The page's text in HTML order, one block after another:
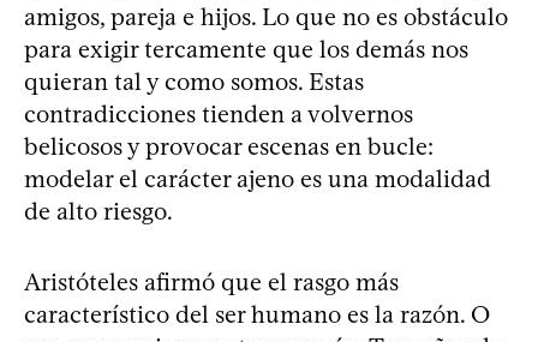
amigos, pareja e hijos. Lo que no es obstáculo
para exigir tercamente que los demás nos
quieran tal y como somos. Estas
contradicciones tienden a volvernos
belicosos y provocar escenas en bucle:
modelar el carácter ajeno es una modalidad
de alto riesgo.
Aristóteles afirmó que el rasgo más
característico del ser humano es la razón. O